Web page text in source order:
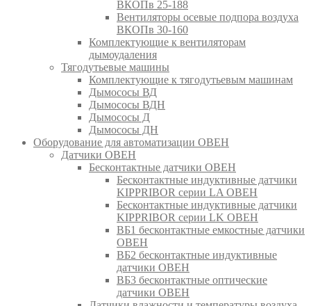
ВКОПв 25-188
Вентиляторы осевые подпора воздуха
ВКОПв 30-160
Комплектующие к вентиляторам
дымоудаления
Тягодутьевые машины
Комплектующие к тягодутьевым машинам
Дымососы ВД
Дымососы ВДН
Дымососы Д
Дымососы ДН
Оборудование для автоматизации ОВЕН
Датчики ОВЕН
Бесконтактные датчики ОВЕН
Бесконтактные индуктивные датчики
KIPPRIBOR серии LA ОВЕН
Бесконтактные индуктивные датчики
KIPPRIBOR серии LK ОВЕН
ВБ1 бесконтактные емкостные датчики
ОВЕН
ВБ2 бесконтактные индуктивные
датчики ОВЕН
ВБ3 бесконтактные оптические
датчики ОВЕН